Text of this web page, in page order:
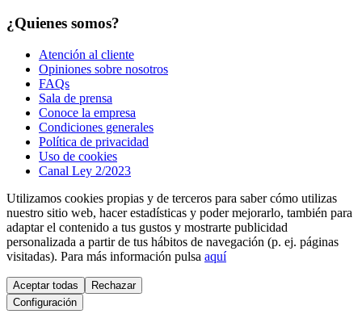
¿Quienes somos?
Atención al cliente
Opiniones sobre nosotros
FAQs
Sala de prensa
Conoce la empresa
Condiciones generales
Política de privacidad
Uso de cookies
Canal Ley 2/2023
Utilizamos cookies propias y de terceros para saber cómo utilizas
nuestro sitio web, hacer estadísticas y poder mejorarlo, también para
adaptar el contenido a tus gustos y mostrarte publicidad
personalizada a partir de tus hábitos de navegación (p. ej. páginas
visitadas). Para más información pulsa aquí
Aceptar todas
Rechazar
Configuración